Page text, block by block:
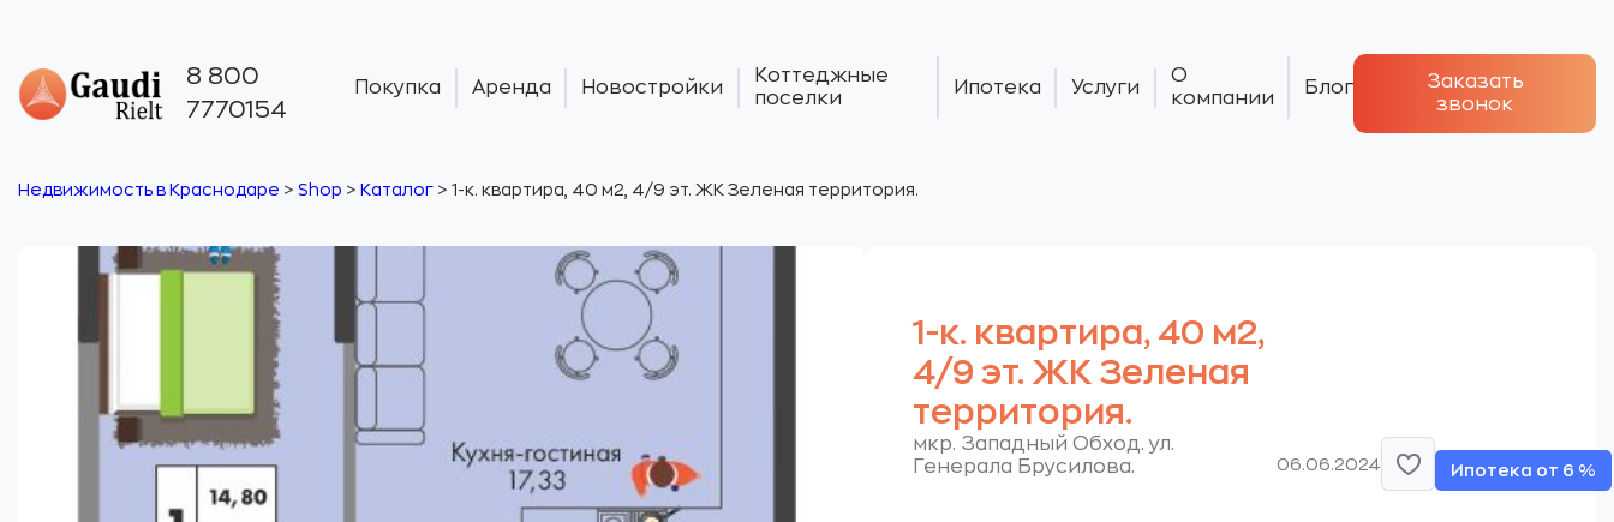
8 800
7770154
Покупка Аренда Новостройки
Коттеджные
поселки
Ипотека Услуги
О
компании
Блог
Заказать
звонок
Недвижимость в Краснодаре > Shop > Каталог > 1-к. квартира, 40 м2, 4/9 эт. ЖК Зеленая территория.
1-к. квартира, 40 м2,
4/9 эт. ЖК Зеленая
территория.
мкр. Западный Обход. ул.
Генерала Брусилова.
06.06.2024 Ипотека от 6 %